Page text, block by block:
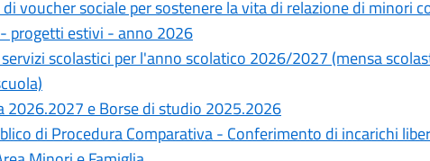
voucher sociale per sostenere la vita di relazione di minori
progetti estivi - anno 2026
scolastici per l'anno scolatico 2026/2027 (mensa
2026.2027 e Borse di studio 2025.2026
di Procedura Comparativa - Conferimento di incarichi